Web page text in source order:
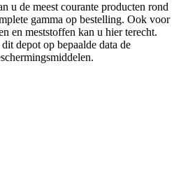
u de meest courante producten rond
gamma op bestelling. Ook voor
en meststoffen kan u hier terecht.
depot op bepaalde data de